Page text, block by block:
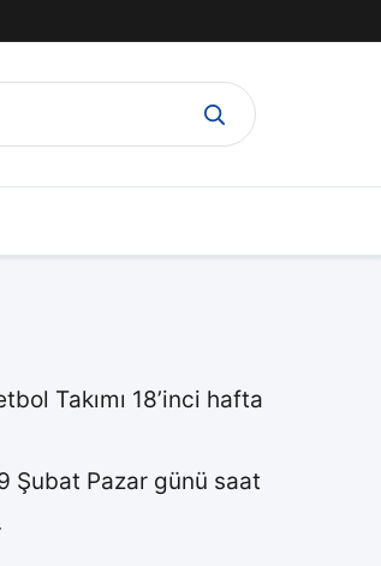
Takımı 18’inci hafta
Şubat Pazar günü saat